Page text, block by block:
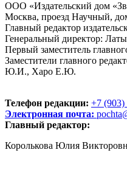
ООО «Издательский дом
Москва, проезд Научный,
Главный редактор
Генеральный директор:
Первый заместитель
Заместители главного
Ю.И., Харо Е.Ю.
Телефон редакции: +7 (903)
Электронная почта:
Главный редактор:
Королькова Юлия